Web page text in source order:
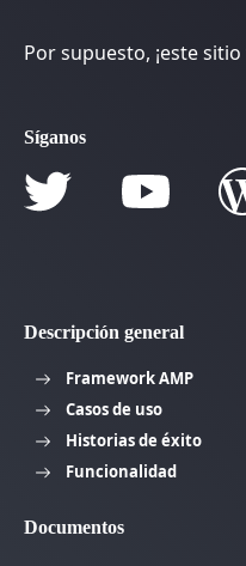
Por supuesto, ¡este
Síganos
Descripción general
Framework AMP
Casos de uso
Historias de éxito
Funcionalidad
Documentos